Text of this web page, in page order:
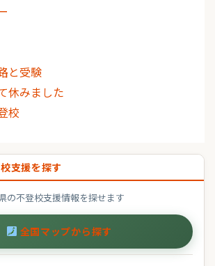
と受験
休みました
校
支援を探す
の不登校支援情報を探せます
全国マップから探す